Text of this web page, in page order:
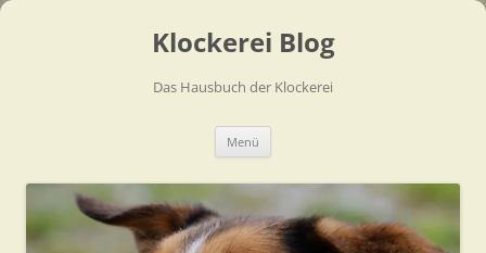
Klockerei Blog
Das Hausbuch der Klockerei
Menü